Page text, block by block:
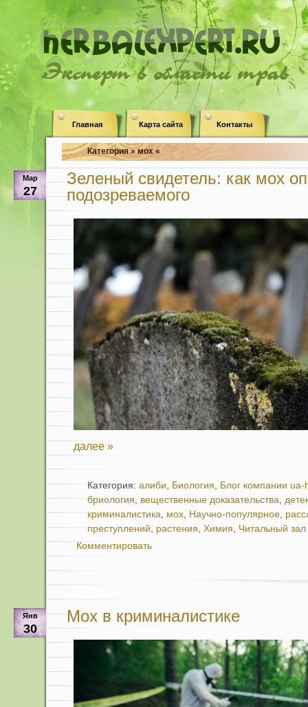
Эксперт в области трав
Главная Карта сайта Контакты
Категория » мох «
Мар
27
Зеленый свидетель: как мох
подозреваемого
далее »
Категория: алиби, Биология, Блог компании
бриология, вещественные доказательства,
криминалистика, мох, Научно-популярное,
преступлений, растения, Химия, Читальный зал
Комментировать
Янв
30
Мох в криминалистике